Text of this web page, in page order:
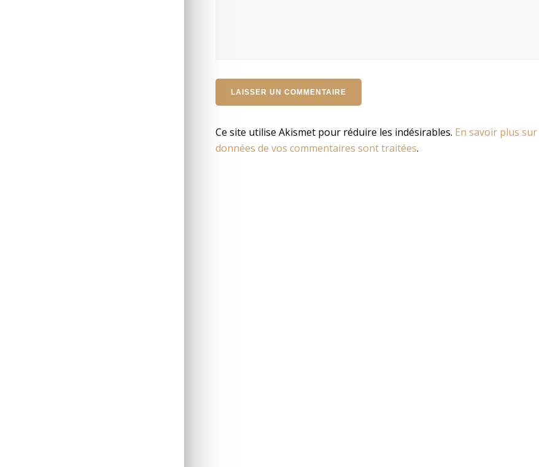
Ce site utilise Akismet pour réduire les indésirables. En savoir plus
données de vos commentaires sont traitées.